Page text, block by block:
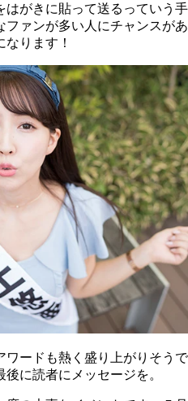
がきに貼って送るっていう手
ファンが多い人にチャンスがあ
ります！
ワードも熱く盛り上がりそうで
に読者にメッセージを。